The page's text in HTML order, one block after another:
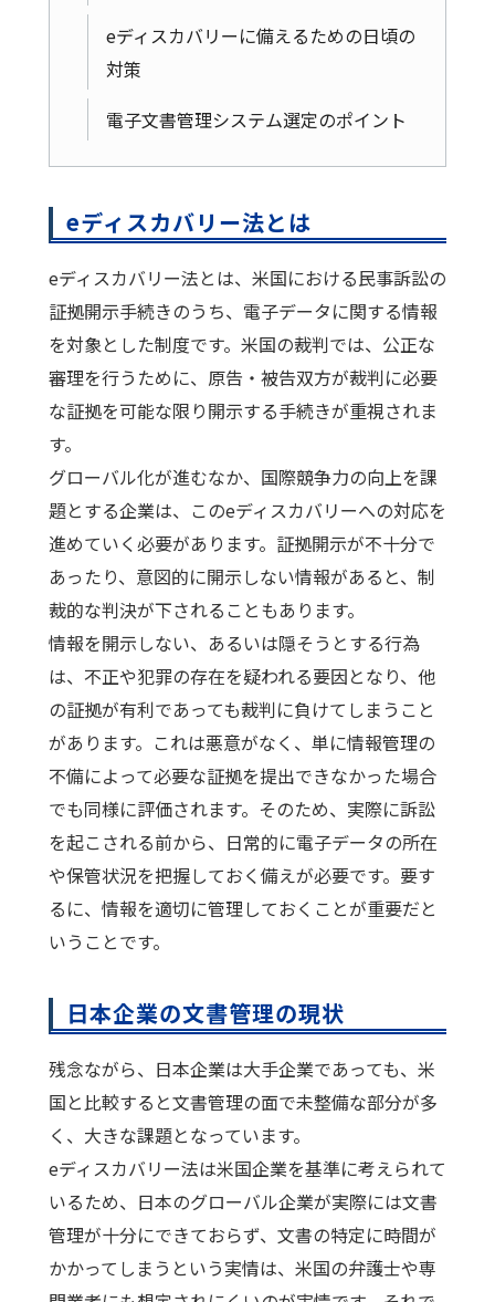
eディスカバリーに備えるための日頃の
対策
電子文書管理システム選定のポイント
eディスカバリー法とは
eディスカバリー法とは、米国における民事訴訟の
証拠開示手続きのうち、電子データに関する情報
を対象とした制度です。米国の裁判では、公正な
審理を行うために、原告・被告双方が裁判に必要
な証拠を可能な限り開示する手続きが重視されま
す。
グローバル化が進むなか、国際競争力の向上を課
題とする企業は、このeディスカバリーへの対応を
進めていく必要があります。証拠開示が不十分で
あったり、意図的に開示しない情報があると、制
裁的な判決が下されることもあります。
情報を開示しない、あるいは隠そうとする行為
は、不正や犯罪の存在を疑われる要因となり、他
の証拠が有利であっても裁判に負けてしまうこと
があります。これは悪意がなく、単に情報管理の
不備によって必要な証拠を提出できなかった場合
でも同様に評価されます。そのため、実際に訴訟
を起こされる前から、日常的に電子データの所在
や保管状況を把握しておく備えが必要です。要す
るに、情報を適切に管理しておくことが重要だと
いうことです。
日本企業の文書管理の現状
残念ながら、日本企業は大手企業であっても、米
国と比較すると文書管理の面で未整備な部分が多
く、大きな課題となっています。
eディスカバリー法は米国企業を基準に考えられて
いるため、日本のグローバル企業が実際には文書
管理が十分にできておらず、文書の特定に時間が
かかってしまうという実情は、米国の弁護士や専